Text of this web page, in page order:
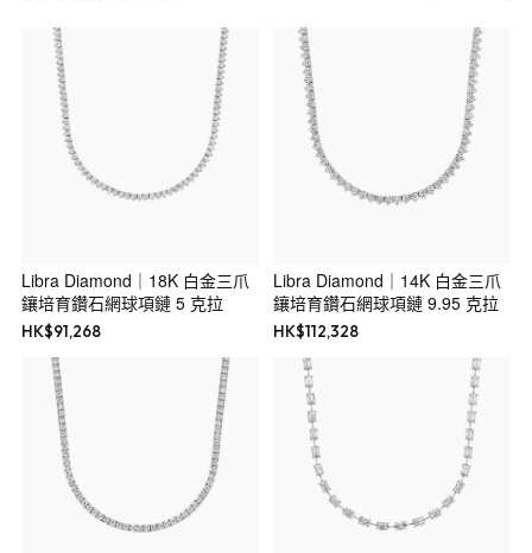
Libra Diamond｜18K 白金三爪
鑲培育鑽石網球項鏈 5 克拉
HK$91,268
Libra Diamond｜14K 白金三爪
鑲培育鑽石網球項鏈 9.95 克拉
HK$112,328